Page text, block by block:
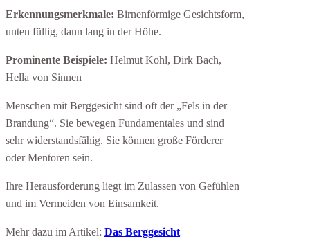
Erkennungsmerkmale: Birnenförmige Gesichtsform,
unten füllig, dann lang in der Höhe.
Prominente Beispiele: Helmut Kohl, Dirk Bach,
Hella von Sinnen
Menschen mit Berggesicht sind oft der „Fels in der
Brandung“. Sie bewegen Fundamentales und sind
sehr widerstandsfähig. Sie können große Förderer
oder Mentoren sein.
Ihre Herausforderung liegt im Zulassen von Gefühlen
und im Vermeiden von Einsamkeit.
Mehr dazu im Artikel: Das Berggesicht